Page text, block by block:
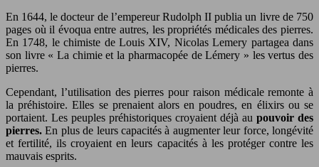
En 1644, le docteur de l’empereur Rudolph II publia un livre de 750
pages où il évoqua entre autres, les propriétés médicales des pierres.
En 1748, le chimiste de Louis XIV, Nicolas Lemery partagea dans
son livre « La chimie et la pharmacopée de Lémery » les vertus des
pierres.
Cependant, l’utilisation des pierres pour raison médicale remonte à
la préhistoire. Elles se prenaient alors en poudres, en élixirs ou se
portaient. Les peuples préhistoriques croyaient déjà au pouvoir des
pierres.En plus de leurs capacités à augmenter leur force, longévité
et fertilité, ils croyaient en leurs capacités à les protéger contre les
mauvais esprits.